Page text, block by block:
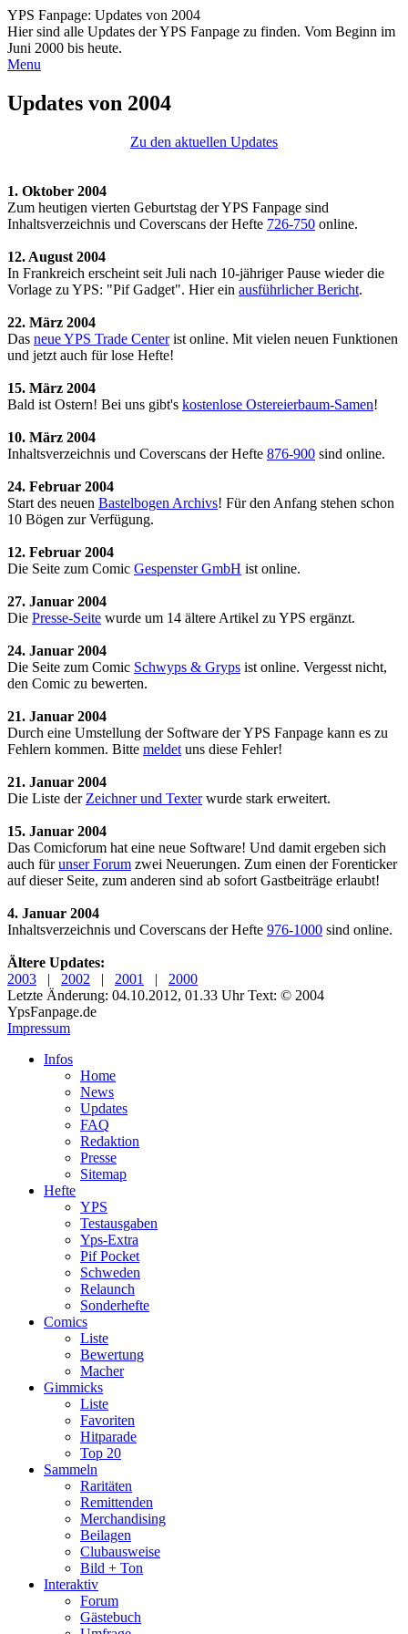
YPS Fanpage: Updates von 2004
Hier sind alle Updates der YPS Fanpage zu finden. Vom Beginn im
Juni 2000 bis heute.
Menu
Updates von 2004
Zu den aktuellen Updates
1. Oktober 2004
Zum heutigen vierten Geburtstag der YPS Fanpage sind
Inhaltsverzeichnis und Coverscans der Hefte 726-750 online.
12. August 2004
In Frankreich erscheint seit Juli nach 10-jähriger Pause wieder die
Vorlage zu YPS: "Pif Gadget". Hier ein ausführlicher Bericht.
22. März 2004
Das neue YPS Trade Centerist online. Mit vielen neuen Funktionen
und jetzt auch für lose Hefte!
15. März 2004
Bald ist Ostern! Bei uns gibt's kostenlose Ostereierbaum-Samen!
10. März 2004
Inhaltsverzeichnis und Coverscans der Hefte 876-900 sind online.
24. Februar 2004
Start des neuen Bastelbogen Archivs! Für den Anfang stehen schon
10 Bögen zur Verfügung.
12. Februar 2004
Die Seite zum Comic Gespenster GmbH ist online.
27. Januar 2004
Die Presse-Seite wurde um 14 ältere Artikel zu YPS ergänzt.
24. Januar 2004
Die Seite zum Comic Schwyps & Gryps ist online. Vergesst nicht,
den Comic zu bewerten.
21. Januar 2004
Durch eine Umstellung der Software der YPS Fanpage kann es zu
Fehlern kommen. Bitte meldet uns diese Fehler!
21. Januar 2004
Die Liste der Zeichner und Texterwurde stark erweitert.
15. Januar 2004
Das Comicforum hat eine neue Software! Und damit ergeben sich
auch fürunser Forum zwei Neuerungen. Zum einen der Forenticker
auf dieser Seite, zum anderen sind ab sofort Gastbeiträge erlaubt!
4. Januar 2004
Inhaltsverzeichnis und Coverscans der Hefte 976-1000 sind online.
Ältere Updates:
2003 | 2002 | 2001 | 2000
Letzte Änderung: 04.10.2012, 01.33 Uhr Text: © 2004
YpsFanpage.de
Impressum
Infos
Home
News
Updates
FAQ
Redaktion
Presse
Sitemap
Hefte
YPS
Testausgaben
Yps-Extra
Pif Pocket
Schweden
Relaunch
Sonderhefte
Comics
Liste
Bewertung
Macher
Gimmicks
Liste
Favoriten
Hitparade
Top 20
Sammeln
Raritäten
Remittenden
Merchandising
Beilagen
Clubausweise
Bild + Ton
Interaktiv
Forum
Gästebuch